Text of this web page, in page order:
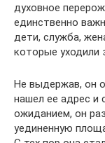
духовное
единственно
дети, служба,
которые уходили
Не выдержав, он
нашел ее адрес и
ожиданием, он
уединенную